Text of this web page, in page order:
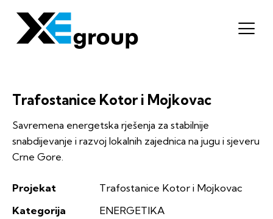
Trafostanice Kotor i Mojkovac
Savremena energetska rješenja za stabilnije
snabdijevanje i razvoj lokalnih zajednica na jugu i sjeveru
Crne Gore.
Projekat
Trafostanice Kotor i Mojkovac
Kategorija
ENERGETIKA